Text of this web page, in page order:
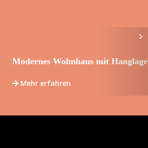
Modernes Wohnhaus mit Hanglage
Mehr erfahren